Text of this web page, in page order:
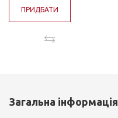
ПРИДБАТИ
Загальна інформація